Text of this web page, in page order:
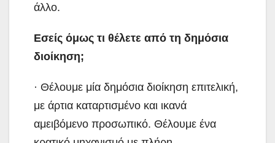
άλλο.
Εσείς όμως τι θέλετε από τη δημόσια
διοίκηση;
· Θέλουμε μία δημόσια διοίκηση επιτελική,
με άρτια καταρτισμένο και ικανά
αμειβόμενο προσωπικό. Θέλουμε ένα